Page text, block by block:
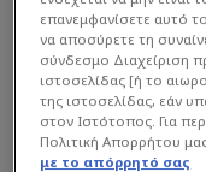
επανεμφανίσετε αυτό
να αποσύρετε τη
σύνδεσμο Διαχείριση
ιστοσελίδας [ή το
της ιστοσελίδας, εάν
στον Ιστότοπος. Για
Πολιτική Απορρήτου
με το απόρρητό σας